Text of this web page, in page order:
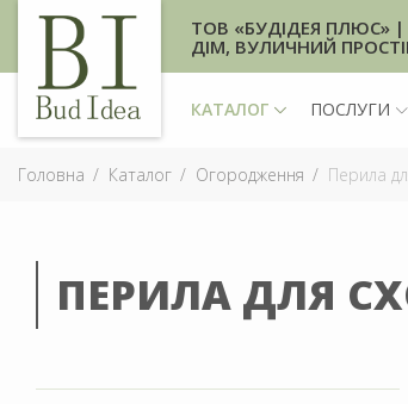
ТОВ «БУДІДЕЯ ПЛЮС»
ДІМ, ВУЛИЧНИЙ
КАТАЛОГ ПОСЛУГИ
Головна Каталог Огородження Перила
ПЕРИЛА ДЛЯ